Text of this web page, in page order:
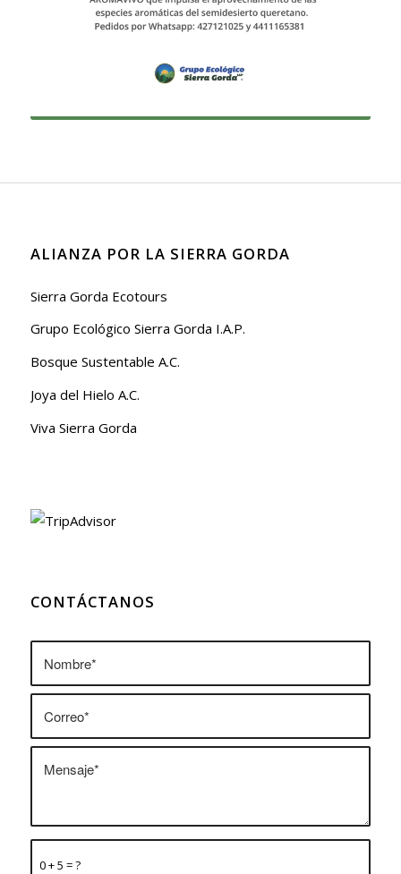
ALIANZA POR LA SIERRA GORDA
Sierra Gorda Ecotours
Grupo Ecológico Sierra Gorda I.A.P.
Bosque Sustentable A.C.
Joya del Hielo A.C.
Viva Sierra Gorda
CONTÁCTANOS
0 + 5 = ?